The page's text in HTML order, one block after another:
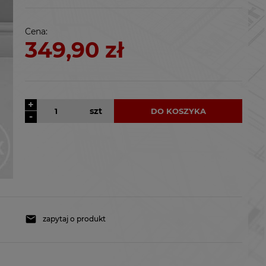
Cena:
349,90 zł
-
+
szt DO KOSZYKA
zapytaj o produkt